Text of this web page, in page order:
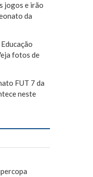
jogos e irão
da
fotos de
FUT 7 da
neste